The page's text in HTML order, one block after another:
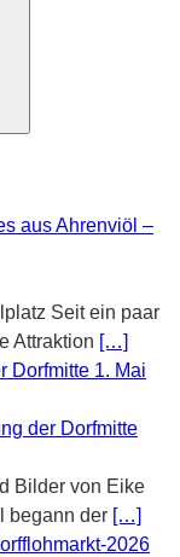
aus Ahrenviöl –
Seit ein paar
Attraktion […]
der Dorfmitte
Bilder von Eike
begann der […]
2026